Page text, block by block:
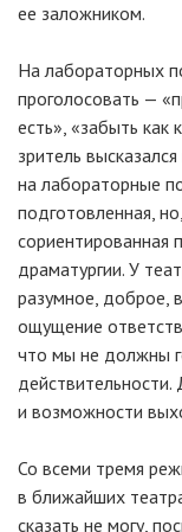
ее заложником.
На лабораторных
проголосовать —
есть», «забыть
зритель
на лабораторные
подготовленная,
сориентированная
драматургии. У
разумное, доброе,
ощущение
что мы не должны
и возможности
Со всеми тремя
в ближайших
сказать не могу,